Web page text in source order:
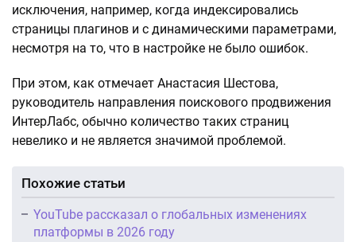
исключения, например, когда индексировались
страницы плагинов и с динамическими параметрами,
несмотря на то, что в настройке не было ошибок.
При этом, как отмечает Анастасия Шестова,
руководитель направления поискового продвижения
ИнтерЛабс, обычно количество таких страниц
невелико и не является значимой проблемой.
Похожие статьи
YouTube рассказал о глобальных изменениях
платформы в 2026 году